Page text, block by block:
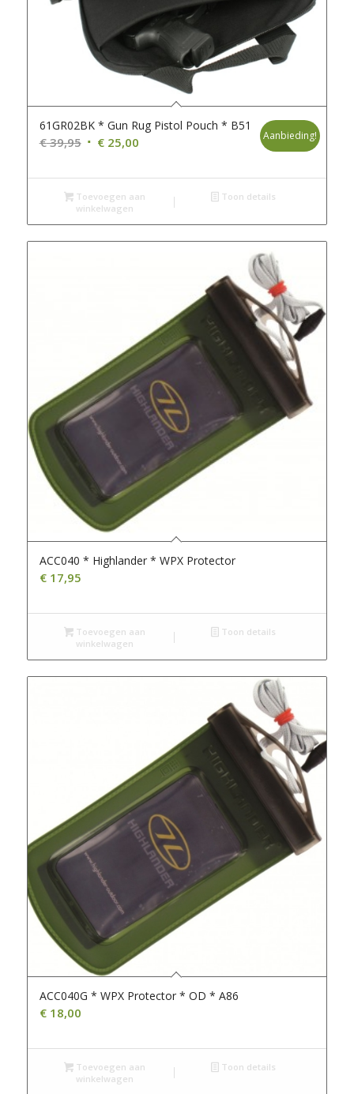
61GR02BK * Gun Rug Pistol Pouch * B51
€39,95 Oorspronkelijke
was:
€ 39,95.
€25,00Huidige
is:
€ 25,00.
Aanbieding!
Toevoegen aan
winkelwagen
Toon details
ACC040 * Highlander * WPX Protector
€17,95
Toevoegen aan
winkelwagen
Toon details
ACC040G * WPX Protector * OD * A86
€18,00
Toevoegen aan
winkelwagen
Toon details